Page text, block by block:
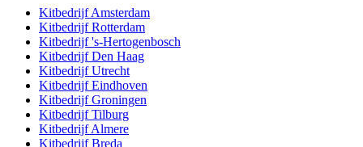
KitbedrijfAmsterdam
KitbedrijfRotterdam
Kitbedrijf's-Hertogenbosch
KitbedrijfDen Haag
KitbedrijfUtrecht
KitbedrijfEindhoven
KitbedrijfGroningen
KitbedrijfTilburg
KitbedrijfAlmere
KitbedrijfBreda